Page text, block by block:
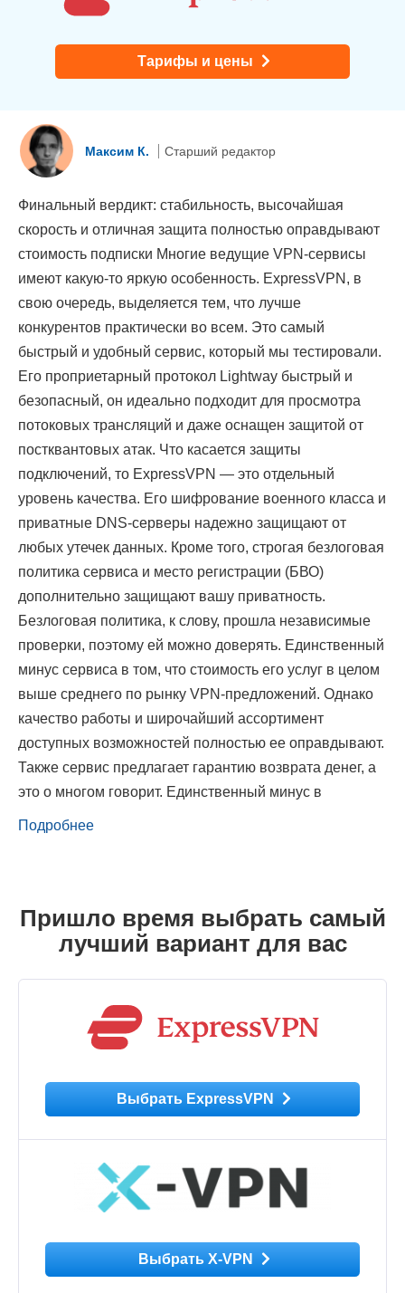
Тарифы и цены
Максим К. Старший редактор
Финальный вердикт: стабильность, высочайшая
скорость и отличная защита полностью оправдывают
стоимость подписки Многие ведущие VPN-сервисы
имеют какую-то яркую особенность. ExpressVPN, в
свою очередь, выделяется тем, что лучше
конкурентов практически во всем. Это самый
быстрый и удобный сервис, который мы тестировали.
Его проприетарный протокол Lightway быстрый и
безопасный, он идеально подходит для просмотра
потоковых трансляций и даже оснащен защитой от
постквантовых атак. Что касается защиты
подключений, то ExpressVPN — это отдельный
уровень качества. Его шифрование военного класса и
приватные DNS-серверы надежно защищают от
любых утечек данных. Кроме того, строгая безлоговая
политика сервиса и место регистрации (БВО)
дополнительно защищают вашу приватность.
Безлоговая политика, к слову, прошла независимые
проверки, поэтому ей можно доверять. Единственный
минус сервиса в том, что стоимость его услуг в целом
выше среднего по рынку VPN-предложений. Однако
качество работы и широчайший ассортимент
доступных возможностей полностью ее оправдывают.
Также сервис предлагает гарантию возврата денег, а
это о многом говорит. Единственный минус в
Подробнее
Пришло время выбрать самый
лучший вариант для вас
Выбрать ExpressVPN
Выбрать X-VPN